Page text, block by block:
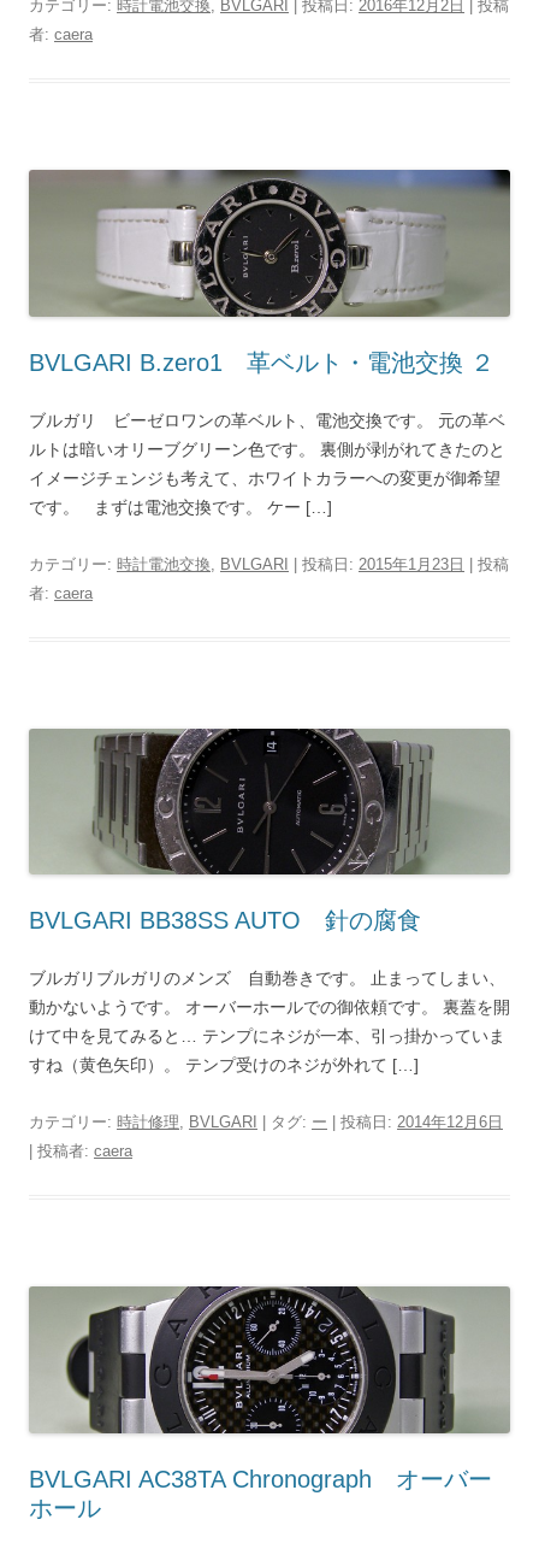
カテゴリー: 時計電池交換 BVLGARI | 投稿日: 2016年12月2日
投稿
者: caera
BVLGARI B.zero1 革ベルト・電池交換 ２
ブルガリ ビーゼロワンの革ベルト、電池交換です。 元の革ベ
ルトは暗いオリーブグリーン色です。 裏側が剥がれてきたのと
イメージチェンジも考えて、ホワイトカラーへの変更が御希望
です。 まずは電池交換です。 ケー […]
カテゴリー: 時計電池交換 BVLGARI | 投稿日: 2015年1月23日 | 投稿
者: caera
BVLGARI BB38SS AUTO 針の腐食
ブルガリブルガリのメンズ 自動巻きです。 止まってしまい、
動かないようです。 オーバーホールでの御依頼です。 裏蓋を開
けて中を見てみると… テンプにネジが一本、引っ掛かっていま
すね（黄色矢印）。 テンプ受けのネジが外れて […]
カテゴリー: 時計修理, BVLGARI | タグ: ー | 投稿日: 2014年12月6日
投稿者: caera
BVLGARI AC38TA Chronograph オーバー
ホール